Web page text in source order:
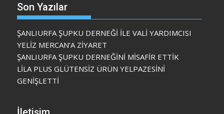
Son Yazılar
ŞANLIURFA ŞUPKU DERNEĞİ İLE VALİ YARDIMCISI
YELİZ MERCAN’A ZİYARET
ŞANLIURFA ŞUPKU DERNEĞİNİ MİSAFİR ETTİK
LİLA PLUS GLÜTENSİZ ÜRÜN YELPAZESİNİ
GENİŞLETTİ